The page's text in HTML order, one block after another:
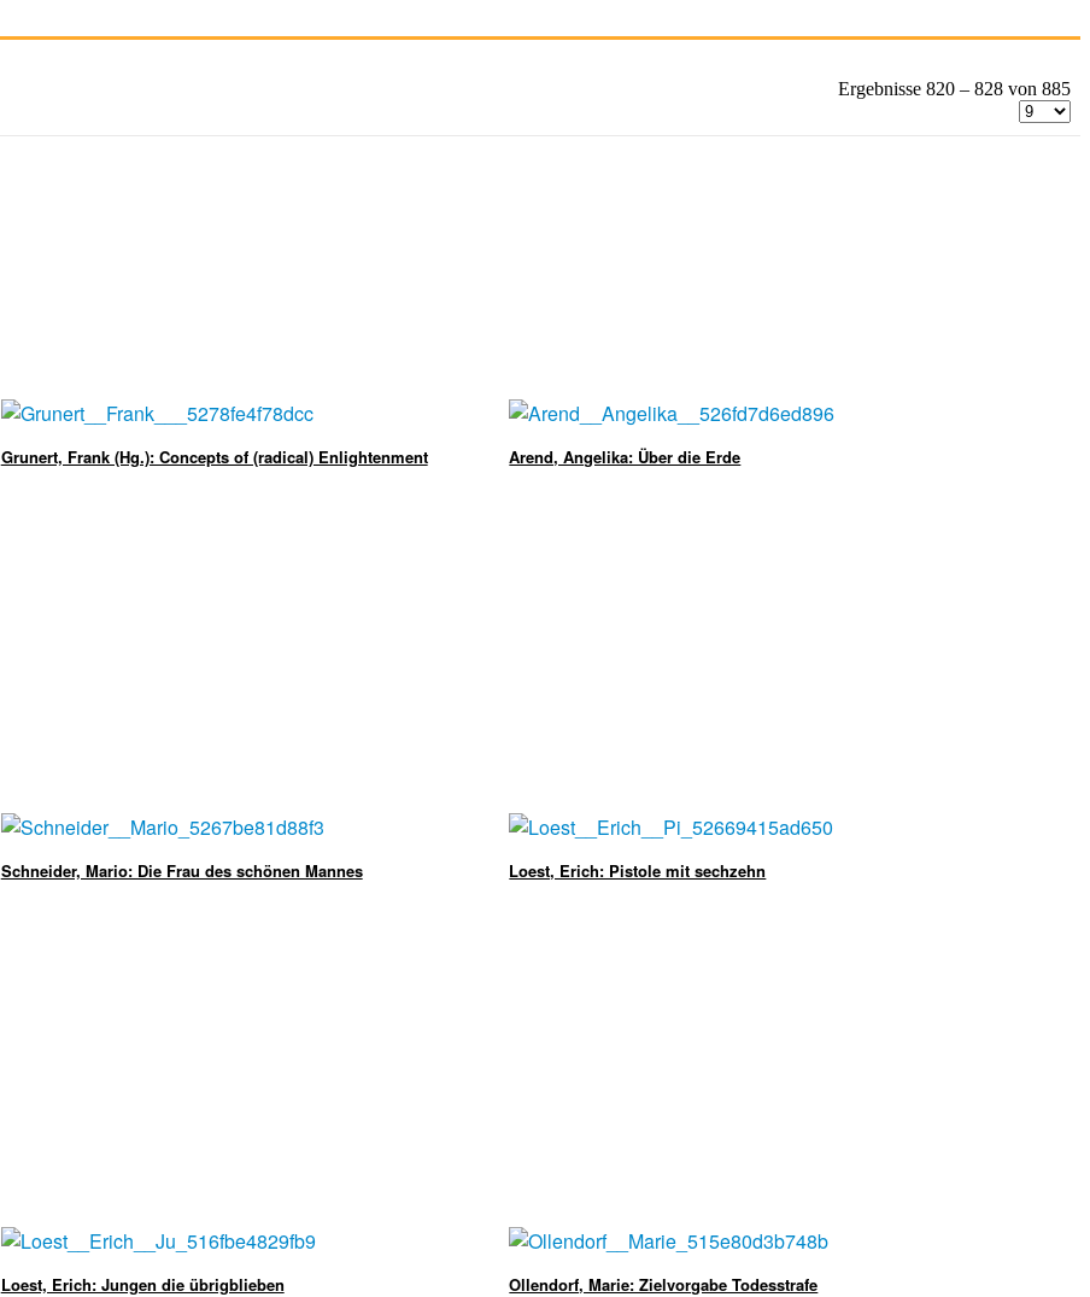
Ergebnisse 820 – 828 von 885
Grunert, Frank (Hg.): Concepts of (radical) Enlightenment Arend, Angelika: Über die Erde
Schneider, Mario: Die Frau des schönen Mannes Loest, Erich: Pistole mit sechzehn
Loest, Erich: Jungen die übrigblieben Ollendorf, Marie: Zielvorgabe Todesstrafe